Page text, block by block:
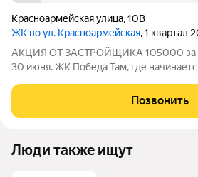
Красноармейская улица,10В
ЖК по ул. Красноармейская, 1 квартал
АКЦИЯ ОТ ЗАСТРОЙЩИКА 105000 за
30 июня. ЖК Победа Там, где
современный 5-этажный кирпичный
созданный в формате уютного
Позвонить
Люди также ищут